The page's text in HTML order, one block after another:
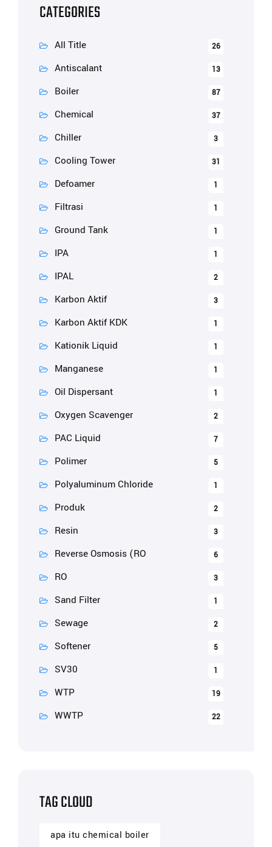
CATEGORIES
All Title 26
Antiscalant 13
Boiler 87
Chemical 37
Chiller 3
Cooling Tower 31
Defoamer 1
Filtrasi 1
Ground Tank 1
IPA 1
IPAL 2
Karbon Aktif 3
Karbon Aktif KDK 1
Kationik Liquid 1
Manganese 1
Oil Dispersant 1
Oxygen Scavenger 2
PAC Liquid 7
Polimer 5
Polyaluminum Chloride 1
Produk 2
Resin 3
Reverse Osmosis (RO 6
RO 3
Sand Filter 1
Sewage 2
Softener 5
SV30 1
WTP 19
WWTP 22
TAG CLOUD
apa itu chemical boiler